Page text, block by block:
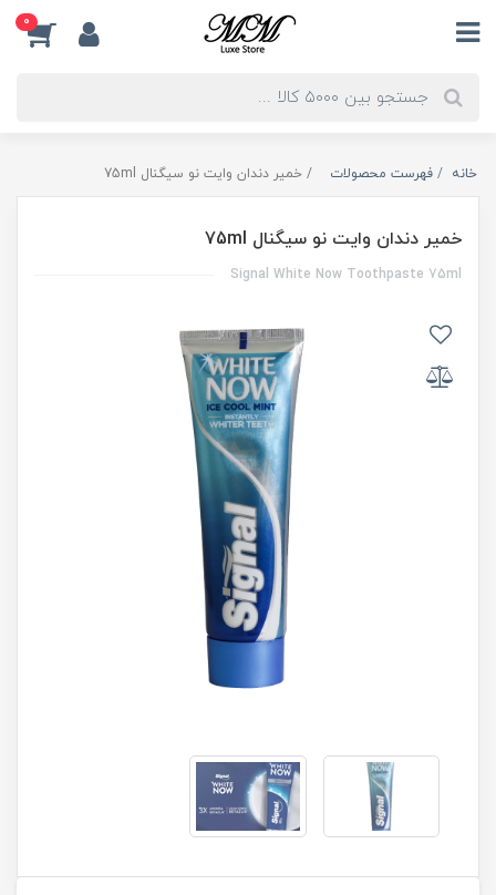
0
خانه فهرست محصولات خمیر دندان وایت نو سیگنال 75ml
خمیر دندان وایت نو سیگنال 75ml
Signal White Now Toothpaste 75ml